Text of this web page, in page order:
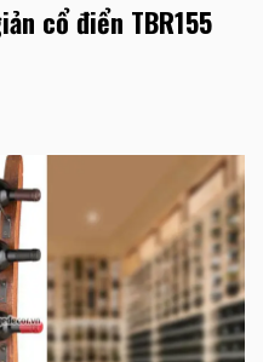
cổ điển TBR155